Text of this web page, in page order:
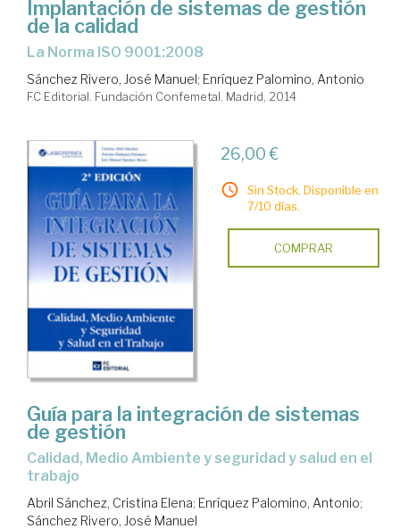
Implantación de sistemas de gestión
de la calidad
la Norma ISO 9001:2008
Sánchez Rivero, José Manuel; Enríquez Palomino, Antonio
FC Editorial. Fundación Confemetal. Madrid, 2014
26,00 €
Sin Stock. Disponible en
7/10 días.
COMPRAR
Guía para la integración de sistemas
de gestión
calidad, Medio Ambiente y seguridad y salud en el
trabajo
Abril Sánchez, Cristina Elena; Enríquez Palomino, Antonio;
Sánchez Rivero, José Manuel